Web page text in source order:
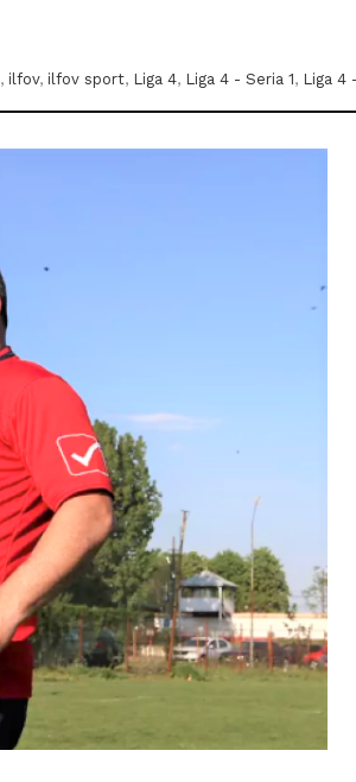
, ilfov, ilfov sport, Liga 4, Liga 4 - Seria 1, Liga 4